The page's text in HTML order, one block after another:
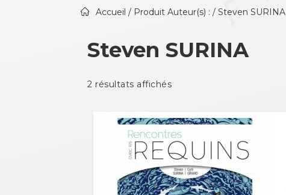
Accueil / Produit Auteur(s) : / Steven SURINA
Steven SURINA
2 résultats affichés